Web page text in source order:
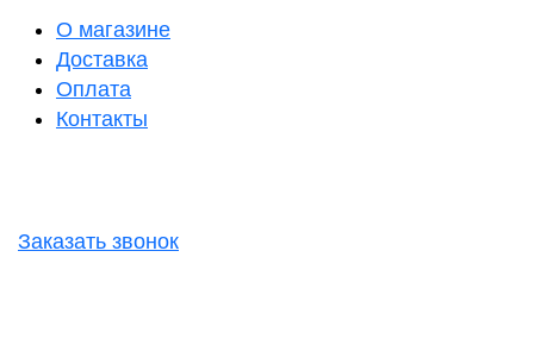
О магазине
Доставка
Оплата
Контакты
Заказать звонок